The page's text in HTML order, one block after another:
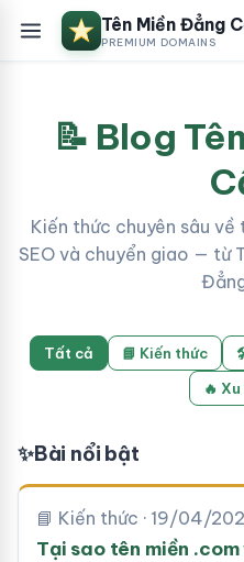
Tên Miền Đẳng
PREMIUM DOMAINS
📝 Blog
Kiến thức chuyên sâu
SEO và chuyển giao — từ
Tất cả 📘 Kiến thức
🔥
✨Bài nổi bật
📘 Kiến thức · 19/04/
Tại sao tên miền